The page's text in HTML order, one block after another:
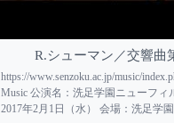
R.シューマン／交響曲
https://www.senzoku.ac.jp/music/
Music 公演名：洗足学園ニューフィ
2017年2月1日（水） 会場：洗足学